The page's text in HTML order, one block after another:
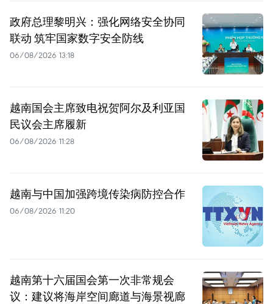
政府总理黎明兴：强化网络安全协同
联动 筑牢国家数字安全防线
06/08/2026 13:18
越南国会主席致电祝贺阿尔及利亚国
民议会主席履新
06/08/2026 11:28
越南与中国加强跨境传染病防控合作
06/08/2026 11:20
越南第十六届国会第一次非常规会
议：建议将海岸空间廊道与海景视廊